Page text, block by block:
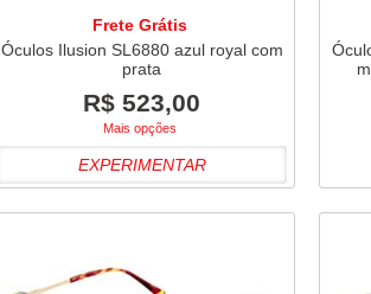
Frete Grátis
Óculos Ilusion SL6880 azul royal com
prata
R$ 523,00
Mais opções
EXPERIMENTAR